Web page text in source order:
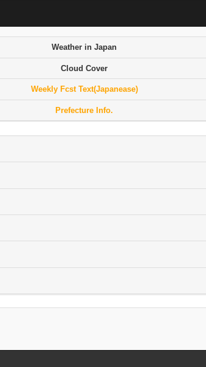
Weather in Japan
Cloud Cover
Weekly Fcst Text(Japanease)
Prefecture Info.